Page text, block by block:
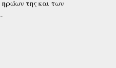
της και των